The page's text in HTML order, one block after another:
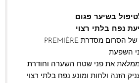
בשיער פגום
נפח בלתי רצוי
הפורמולה הקלילה של הסרום מסדרת PREMIÈRE
השפעת
את פני שטח השערה וחודרת
הזנה ולחות ומונע נפח בלתי רצוי